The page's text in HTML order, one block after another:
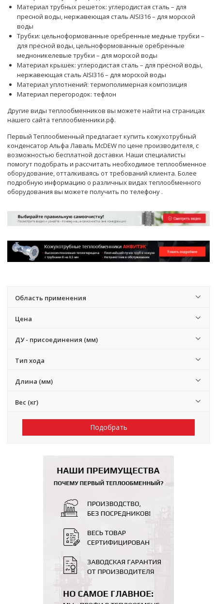
Материал трубных решеток: углеродистая сталь – для
пресной воды, нержавеющая сталь AISI316 – для морской
воды
Трубки: цельноформованные оребренные медные трубки –
для пресной воды, цельноформованные оребренные
медноникелевые трубки – для морской воды
Материал крышек: углеродистая сталь – для пресной воды,
нержавеющая сталь AISI316 – для морской воды
Материал уплотнений: термополимерная композиция
Материал перегородок: тефлон
Другие виды теплообменников вы можете найти на страницах
нашего сайта теплообменники.рф.
Первый Теплообменный предлагает купить кожухотрубный
конденсатор Альфа Лаваль McDEW по цене производителя, с
возможностью бесплатной доставки. Наши специалисты
помогут подобрать и рассчитать необходимое теплообменное
оборудование, отталкиваясь от требований клиента. Более
подробную информацию о различных видах теплообменного
оборудования вы можете получить по телефону .
Область применения
Цена
ДУ - присоединения (мм)
Тип хода
Длина (мм)
Вес (кг)
Подобрать